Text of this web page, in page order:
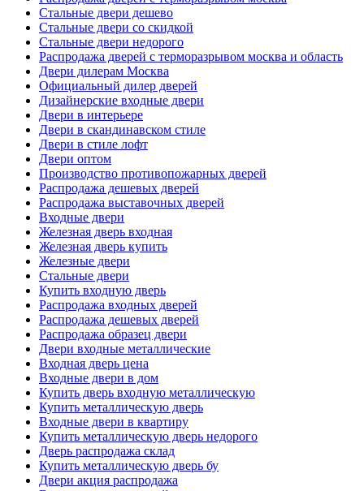
Стальные двери дешево
Стальные двери со скидкой
Стальные двери недорого
Распродажа дверей с терморазрывом москва и область
Двери дилерам Москва
Официальный дилер дверей
Дизайнерские входные двери
Двери в интерьере
Двери в скандинавском стиле
Двери в стиле лофт
Двери оптом
Производство противопожарных дверей
Распродажа дешевых дверей
Распродажа выставочных дверей
Входные двери
Железная дверь входная
Железная дверь купить
Железные двери
Стальные двери
Купить входную дверь
Распродажа входных дверей
Распродажа дешевых дверей
Распродажа образец двери
Двери входные металлические
Входная дверь цена
Входные двери в дом
Купить дверь входную металлическую
Купить металлическую дверь
Входные двери в квартиру
Купить металлическую дверь недорого
Дверь распродажа склад
Купить металлическую дверь бу
Двери акция распродажа